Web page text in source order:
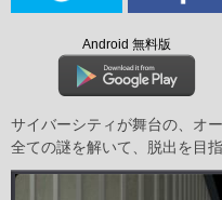
Android 無料版
サイバーシティが舞台の、オ
全ての謎を解いて、脱出を目指